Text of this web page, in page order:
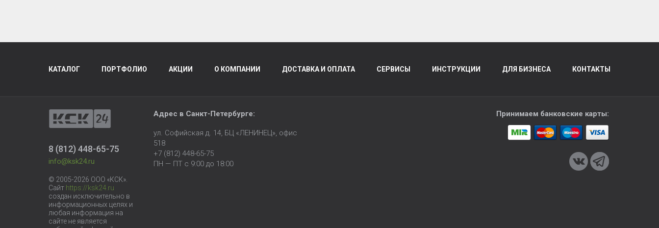
КАТАЛОГ ПОРТФОЛИО АКЦИИ О КОМПАНИИ ДОСТАВКА И ОПЛАТА СЕРВИСЫ ИНСТРУКЦИИ ДЛЯ БИЗНЕСА КОНТАКТЫ
8 (812) 448-65-75
info@ksk24.ru
© 2005-2026 ООО «КСК».
Сайт https://ksk24.ru
создан исключительно в
информационных целях и
любая информация на
сайте не является
Адрес в Санкт-Петербурге:
ул. Софийская д. 14, БЦ «ЛЕНИНЕЦ», офис
518
+7 (812) 448-65-75
ПН — ПТ с 9:00 до 18:00
Принимаем банковские карты: